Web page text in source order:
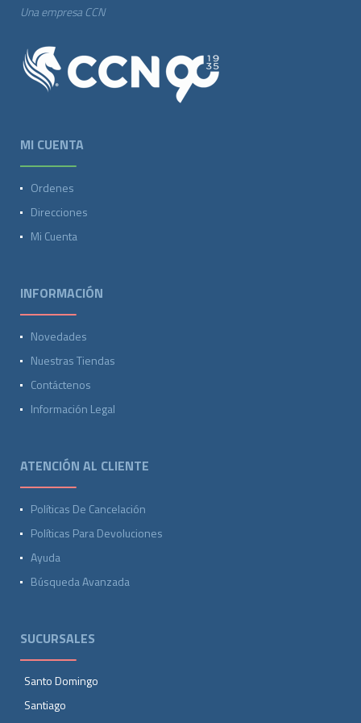
Una empresa CCN
MI CUENTA
Ordenes
Direcciones
Mi Cuenta
INFORMACIÓN
Novedades
Nuestras Tiendas
Contáctenos
Información Legal
ATENCIÓN AL CLIENTE
Políticas De Cancelación
Políticas Para Devoluciones
Ayuda
Búsqueda Avanzada
SUCURSALES
Santo Domingo
Santiago